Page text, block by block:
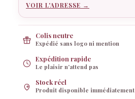
VOIR L'ADRESSE →
Colis neutre
Expédié sans logo ni mention
Expédition rapide
Le plaisir n'attend pas
Stock réel
Produit disponible immédiatement